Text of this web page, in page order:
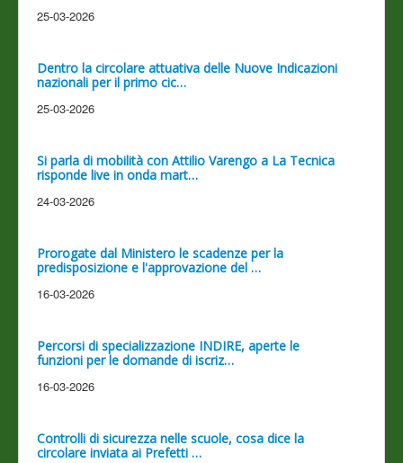
25-03-2026
Dentro la circolare attuativa delle Nuove Indicazioni
nazionali per il primo cic…
25-03-2026
Si parla di mobilità con Attilio Varengo a La Tecnica
risponde live in onda mart…
24-03-2026
Prorogate dal Ministero le scadenze per la
predisposizione e l'approvazione del …
16-03-2026
Percorsi di specializzazione INDIRE, aperte le
funzioni per le domande di iscriz…
16-03-2026
Controlli di sicurezza nelle scuole, cosa dice la
circolare inviata ai Prefetti …